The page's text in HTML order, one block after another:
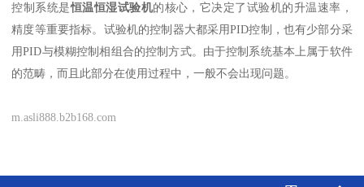
控制系统是恒温恒湿试验机的核心，它决定了试验机的升温速率，
精度等重要指标。试验机的控制器大都采用PID控制，也有少部分采
用PID与模糊控制相组合的控制方式。由于控制系统基本上属于软件
的范畴，而且此部分在使用过程中，一般不会出现问题。
m.asli888.b2b168.com